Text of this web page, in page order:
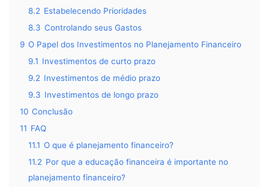
8.2 Estabelecendo Prioridades
8.3 Controlando seus Gastos
9 O Papel dos Investimentos no Planejamento Financeiro
9.1 Investimentos de curto prazo
9.2 Investimentos de médio prazo
9.3 Investimentos de longo prazo
10 Conclusão
11 FAQ
11.1 O que é planejamento financeiro?
11.2 Por que a educação financeira é importante no
planejamento financeiro?